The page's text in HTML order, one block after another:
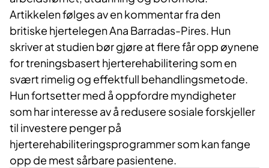
Artikkelen følges av en kommentar fra den
britiske hjertelegen Ana Barradas-Pires. Hun
skriver at studien bør gjøre at flere får opp øynene
for treningsbasert hjerterehabilitering som en
svært rimelig og effektfull behandlingsmetode.
Hun fortsetter med å oppfordre myndigheter
som har interesse av å redusere sosiale forskjeller
til investere penger på
hjerterehabiliteringsprogrammer som kan fange
opp de mest sårbare pasientene.